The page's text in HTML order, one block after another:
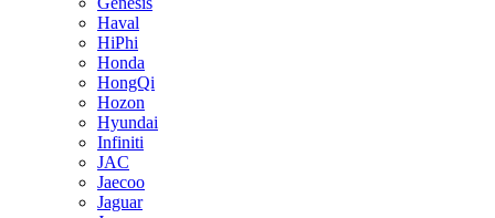
Haval
HiPhi
Honda
HongQi
Hozon
Hyundai
Infiniti
JAC
Jaecoo
Jaguar